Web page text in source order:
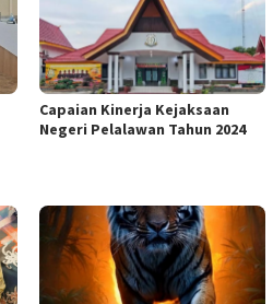
Capaian Kinerja Kejaksaan
Negeri Pelalawan Tahun 2024